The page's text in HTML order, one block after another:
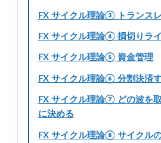
FX サイクル理論③ トランス
FX サイクル理論④ 損切りラ
FX サイクル理論⑤ 資金管理
FX サイクル理論⑥ 分割決済
FX サイクル理論⑦ どの波を
に決める
FX サイクル理論⑧ サイクル